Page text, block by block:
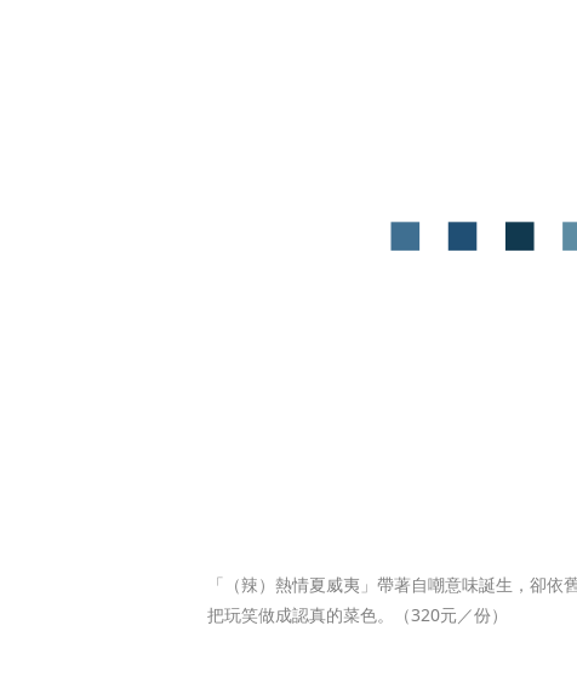
「（辣）熱情夏威夷」帶著自嘲意味誕生，卻依
把玩笑做成認真的菜色。（320元／份）